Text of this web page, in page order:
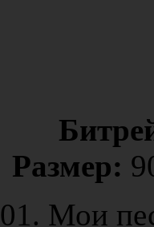
Размер:
01. Мои